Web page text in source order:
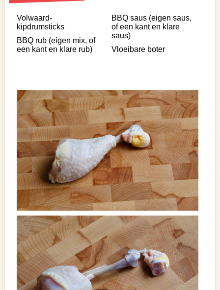
Volwaard-
kipdrumsticks
BBQ rub (eigen mix, of
een kant en klare rub)
BBQ saus (eigen saus,
of een kant en klare
saus)
Vloeibare boter